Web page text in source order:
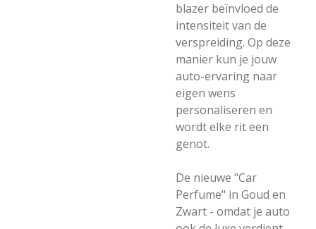
blazer beïnvloed de
intensiteit van de
verspreiding. Op deze
manier kun je jouw
auto-ervaring naar
eigen wens
personaliseren en
wordt elke rit een
genot.
De nieuwe "Car
Perfume" in Goud en
Zwart - omdat je auto